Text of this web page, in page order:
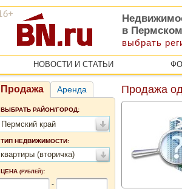
в
выбрать
НОВОСТИ И СТАТЬИ
Продажа Аренда
ВЫБРАТЬ РАЙОН/ГОРОД:
Пермский край
ТИП НЕДВИЖИМОСТИ:
квартиры (вторичка)
ЦЕНА (РУБЛЕЙ):
-
Продажа